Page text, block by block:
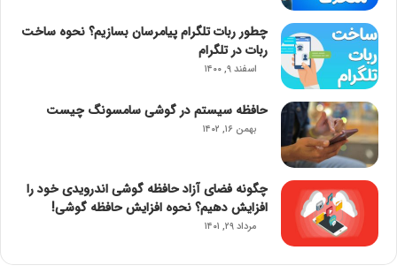
چطور ربات تلگرام پیامرسان بسازیم؟ نحوه ساخت
ربات در تلگرام
اسفند ۹, ۱۴۰۰
حافظه سیستم در گوشی سامسونگ چیست
بهمن ۱۶, ۱۴۰۲
چگونه فضای آزاد حافظه گوشی اندرویدی خود را
افزایش دهیم؟ نحوه افزایش حافظه گوشی!
مرداد ۲۹, ۱۴۰۱